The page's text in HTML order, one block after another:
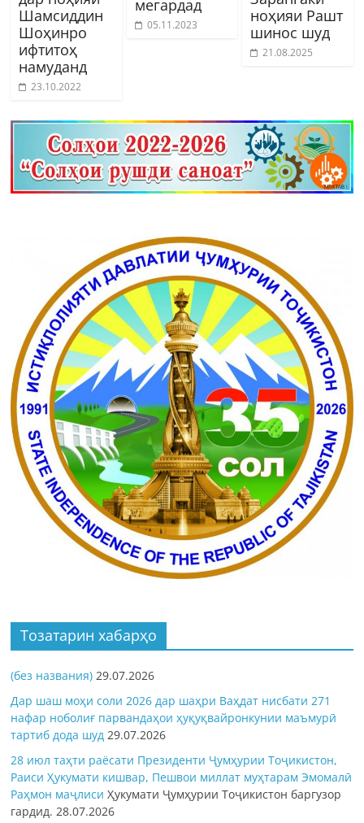
Шамсиддин
Шоҳинро
ифтитоҳ
намуданд
23.10.2022
мегардад
05.11.2023
ноҳияи Рашт
шинос шуд
21.08.2025
Тозатарин хабарҳо
(без названия) 29.07.2026
Дар шаш моҳи соли 2026 дар шаҳри Ваҳдат нисбати 271
нафар ноболиғ парвандаҳои ҳуқуқвайронкунии маъмурӣ
тартиб дода шуд 29.07.2026
28 июл таҳти раёсати Президенти Ҷумҳурии Тоҷикистон,
Раиси Ҳукумати кишвар, Пешвои миллат муҳтарам Эмомалӣ
Раҳмон маҷлисиҲукумати Ҷумҳурии Тоҷикистон баргузор
гардид.28.07.2026